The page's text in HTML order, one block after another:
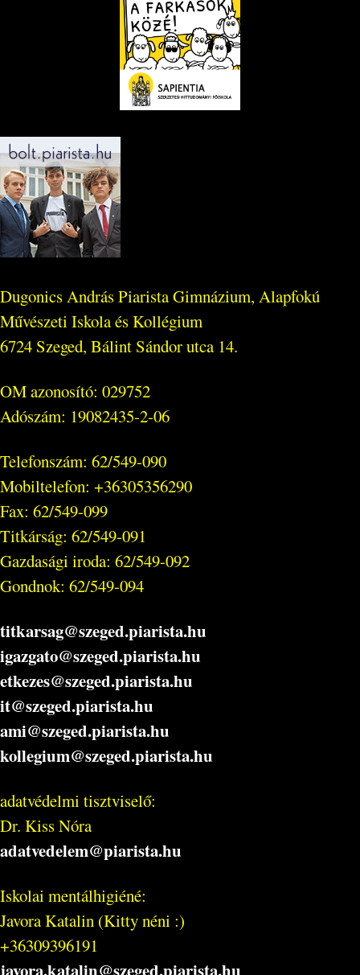
Dugonics András Piarista Gimnázium, Alapfokú
Művészeti Iskola és Kollégium
6724 Szeged, Bálint Sándor utca 14.
OM azonosító: 029752
Adószám: 19082435-2-06
Telefonszám: 62/549-090
Mobiltelefon: +36305356290
Fax: 62/549-099
Titkárság: 62/549-091
Gazdasági iroda: 62/549-092
Gondnok: 62/549-094
titkarsag@szeged.piarista.hu
igazgato@szeged.piarista.hu
etkezes@szeged.piarista.hu
it@szeged.piarista.hu
ami@szeged.piarista.hu
kollegium@szeged.piarista.hu
adatvédelmi tisztviselő:
Dr. Kiss Nóra
adatvedelem@piarista.hu
Iskolai mentálhigiéné:
Javora Katalin (Kitty néni :)
+36309396191